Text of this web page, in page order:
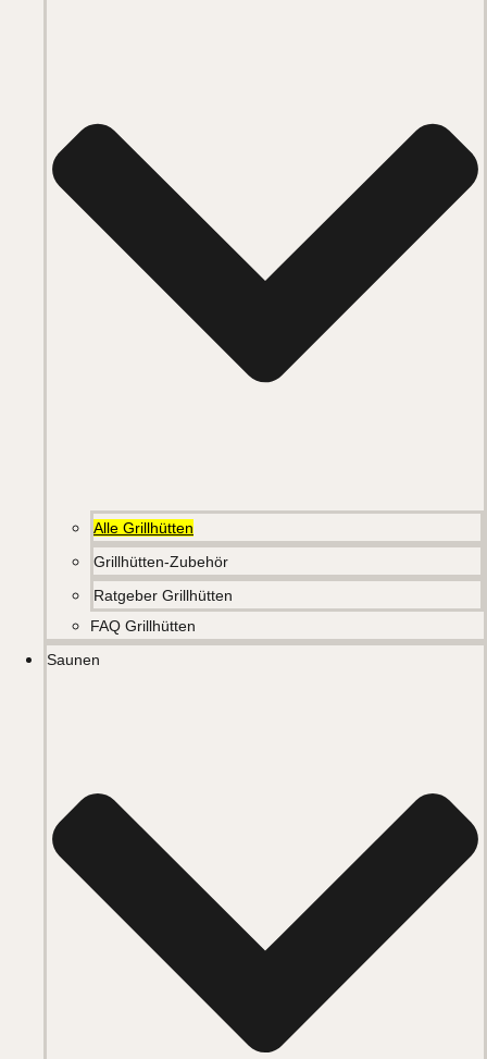
Alle Grillhütten
Grillhütten-Zubehör
Ratgeber Grillhütten
FAQ Grillhütten
Saunen